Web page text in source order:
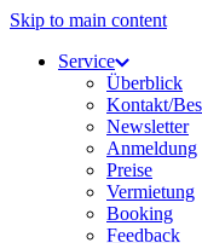
Skip to main content
Service
Überblick
Kontakt/
Newsletter
Anmeldung
Preise
Vermietung
Booking
Feedback